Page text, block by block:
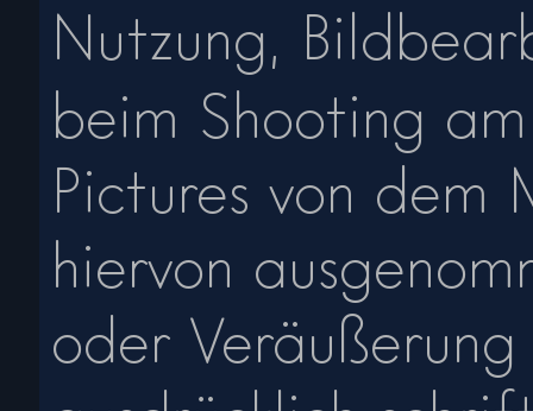
Nutzung,
beim Shooting
Pictures von
hiervon
oder